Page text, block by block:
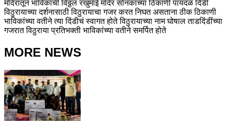
मंदिरातून भाविकांची विठ्ठल रखुमाई मंदिर सोनकाच्या ठिकाणी पायदळ दिंडी
विठुरायाच्या दर्शनासाठी विठुरायाचा गजर करत निघत असताना ठीक ठिकाणी
भाविकांच्या वतीने त्या दिंडीचं स्वागत होते विठुरायाच्या नाम घोषाल ताडदिंडींच्या
गजरात विठुराया प्रतिभक्ती भाविकांच्या वतीने समर्पित होते
MORE NEWS